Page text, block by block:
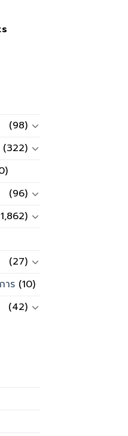
(98)
(322)
(96)
(27)
าร(10)
(42)